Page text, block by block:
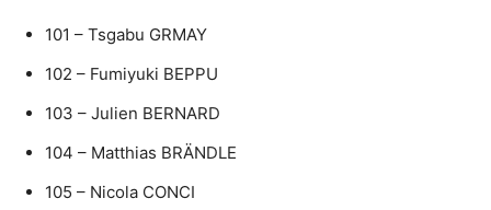
101 – Tsgabu GRMAY
102 – Fumiyuki BEPPU
103 – Julien BERNARD
104 – Matthias BRÄNDLE
105 – Nicola CONCI